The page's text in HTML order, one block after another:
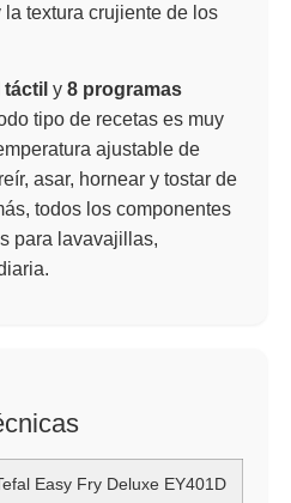
textura crujiente de los
y 8 programas
tipo de recetas es muy
ajustable de
asar, hornear y tostar de
todos los componentes
para lavavajillas,
Easy Fry Deluxe EY401D